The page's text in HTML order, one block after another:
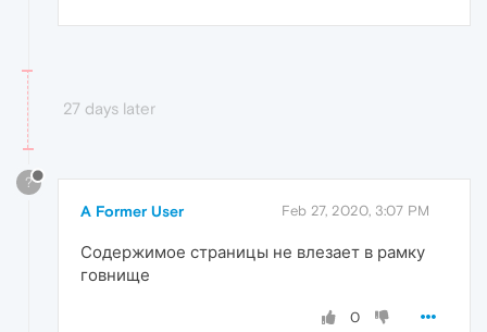
27 days later
?
A Former User Feb 27, 2020, 3:07 PM
Содержимое страницы не влезает в рамку
говнище
0